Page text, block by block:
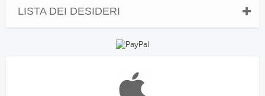
LISTA DEI DESIDERI